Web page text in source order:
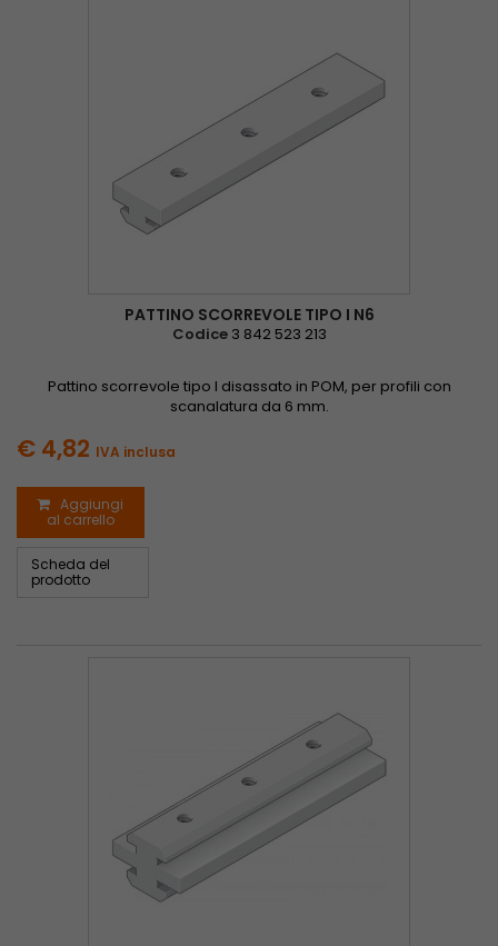
PATTINO SCORREVOLE TIPO I N6
Codice 3 842 523 213
Pattino scorrevole tipo I disassato in POM, per profili con
scanalatura da 6 mm.
€ 4,82 IVA inclusa
Aggiungi
al carrello
Scheda del
prodotto